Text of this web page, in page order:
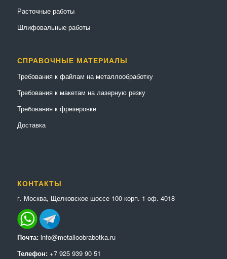
Расточные работы
Шлифовальные работы
СПРАВОЧНЫЕ МАТЕРИАЛЫ
Требования к файлам на металлообработку
Требования к макетам на лазерную резку
Требования к фрезеровке
Доставка
КОНТАКТЫ
г. Москва, Щелковское шоссе 100 корп. 1 оф. 4018
Почта: info@metalloobrabotka.ru
Телефон: +7 925 939 90 51